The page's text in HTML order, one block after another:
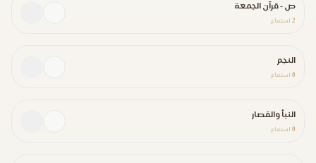
ص - قرآن الجمعة
2 استماع
النجم
0 استماع
النبأ والقصار
0 استماع